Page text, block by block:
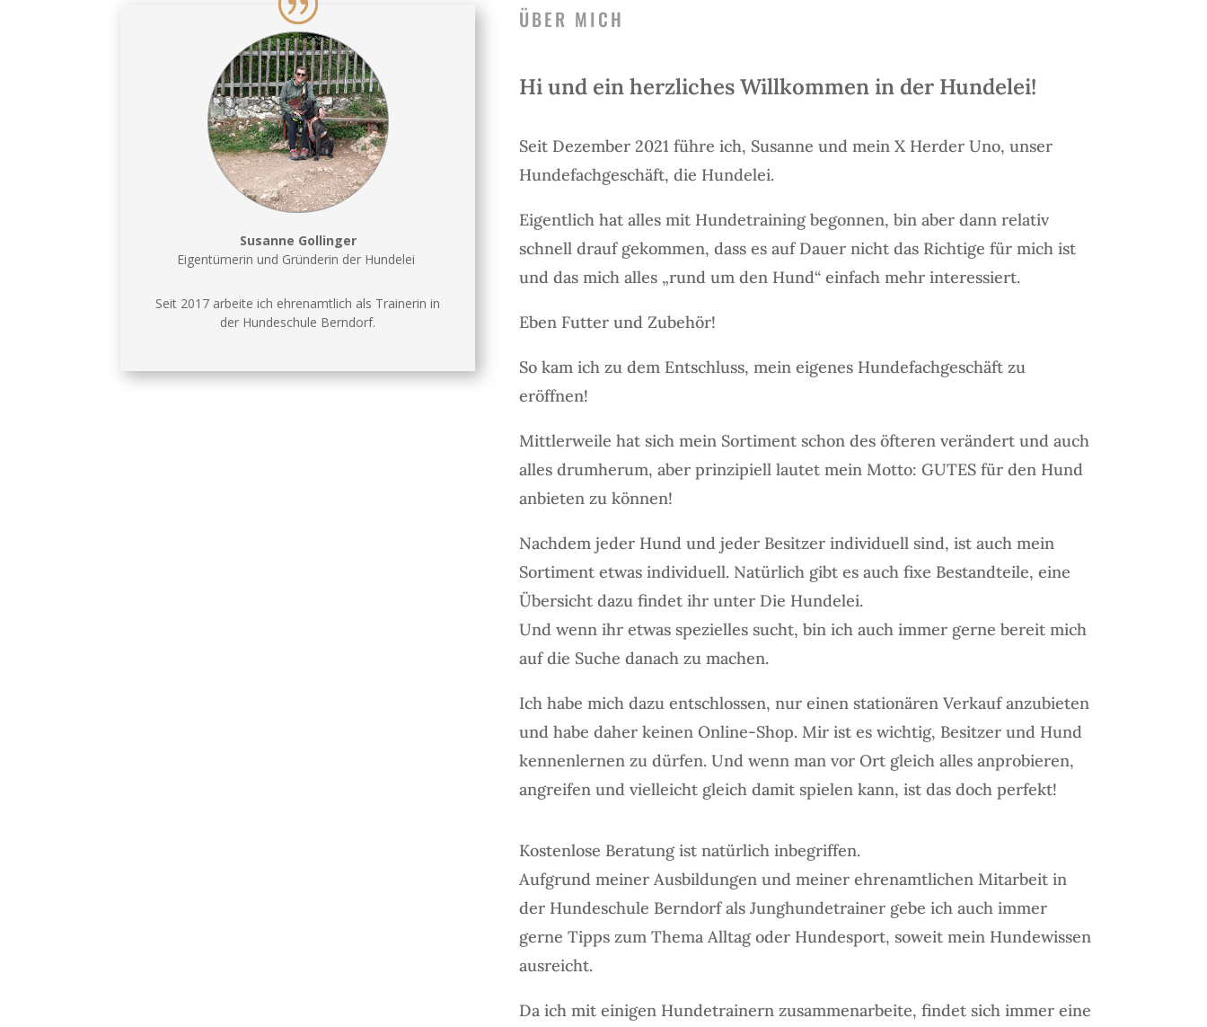
Susanne Gollinger
Eigentümerin und Gründerin der Hundelei
Seit 2017 arbeite ich ehrenamtlich als Trainerin in
der Hundeschule Berndorf.
ÜBER MICH
Hi und ein herzliches Willkommen in der Hundelei!
Seit Dezember 2021 führe ich, Susanne und mein X Herder Uno, unser
Hundefachgeschäft, die Hundelei.
Eigentlich hat alles mit Hundetraining begonnen, bin aber dann relativ
schnell drauf gekommen, dass es auf Dauer nicht das Richtige für mich ist
und das mich alles „rund um den Hund“ einfach mehr interessiert.
Eben Futter und Zubehör!
So kam ich zu dem Entschluss, mein eigenes Hundefachgeschäft zu
eröffnen!
Mittlerweile hat sich mein Sortiment schon des öfteren verändert und auch
alles drumherum, aber prinzipiell lautet mein Motto: GUTES für den Hund
anbieten zu können!
Nachdem jeder Hund und jeder Besitzer individuell sind, ist auch mein
Sortiment etwas individuell. Natürlich gibt es auch fixe Bestandteile, eine
Übersicht dazu findet ihr unter Die Hundelei.
Und wenn ihr etwas spezielles sucht, bin ich auch immer gerne bereit mich
auf die Suche danach zu machen.
Ich habe mich dazu entschlossen, nur einen stationären Verkauf anzubieten
und habe daher keinen Online-Shop. Mir ist es wichtig, Besitzer und Hund
kennenlernen zu dürfen. Und wenn man vor Ort gleich alles anprobieren,
angreifen und vielleicht gleich damit spielen kann, ist das doch perfekt!
Kostenlose Beratung ist natürlich inbegriffen.
Aufgrund meiner Ausbildungen und meiner ehrenamtlichen Mitarbeit in
der Hundeschule Berndorf als Junghundetrainer gebe ich auch immer
gerne Tipps zum Thema Alltag oder Hundesport, soweit mein Hundewissen
ausreicht.
Da ich mit einigen Hundetrainern zusammenarbeite, findet sich immer eine